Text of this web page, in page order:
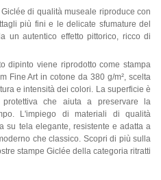
Giclée di qualità museale riproduce con
più fini e le delicate sfumature del
un autentico effetto pittorico, ricco di
dipinto viene riprodotto come stampa
Fine Art in cotone da 380 g/m², scelta
e intensità dei colori. La superficie è
che aiuta a preservare la
L'impiego di materiali di qualità
su tela elegante, resistente e adatta a
che classico. Scopri di più sulla
stampe Giclée della categoria ritratti